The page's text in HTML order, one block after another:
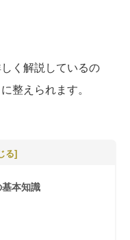
く解説しているの
整えられます。
本知識